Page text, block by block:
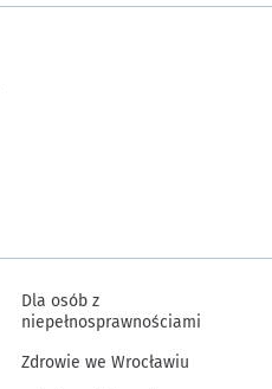
Dla osób z
niepełnosprawnościami
Zdrowie we Wrocławiu